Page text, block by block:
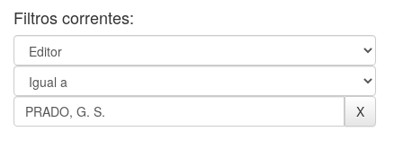
Filtros correntes: